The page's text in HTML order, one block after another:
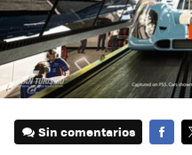
Sin comentarios